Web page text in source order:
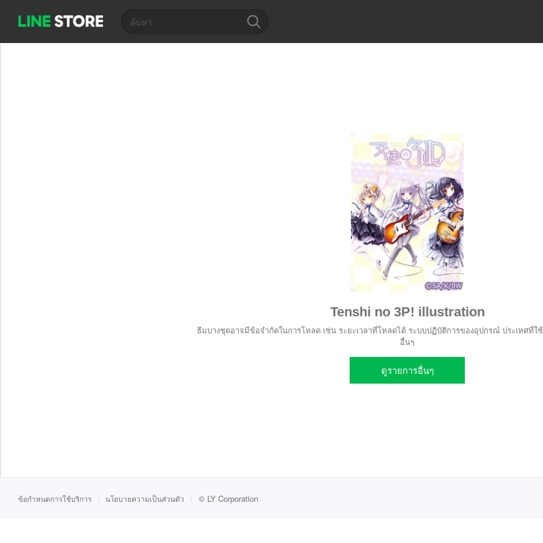
Tenshi no 3P! illustration
ธีมบางชุดอาจมีข้อจำกัดในการโหลด เช่น ระยะเวลาที่โหลดได้ ระบบปฏิบัติการของอุปกรณ์ ประเทศที่ใ
อื่นๆ
ดูรายการอื่นๆ
ข้อกำหนดการใช้บริการ นโยบายความเป็นส่วนตัว © LY Corporation